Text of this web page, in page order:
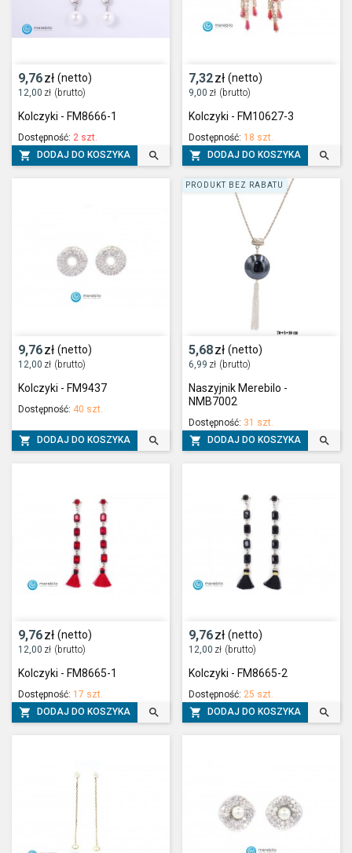
9,76zł (netto)
12,00 zł (brutto)
Kolczyki - FM8666-1
Dostępność: 2 szt.
 DODAJ DO KOSZYKA 
7,32zł (netto)
9,00 zł (brutto)
Kolczyki - FM10627-3
Dostępność: 18 szt.
 DODAJ DO KOSZYKA 
9,76zł (netto)
12,00 zł (brutto)
Kolczyki - FM9437
Dostępność: 40 szt.
 DODAJ DO KOSZYKA 
5,68zł (netto)
6,99 zł (brutto)
Naszyjnik Merebilo -
NMB7002
Dostępność: 31 szt.
 DODAJ DO KOSZYKA 
PRODUKT BEZ RABATU
9,76zł (netto)
12,00 zł (brutto)
Kolczyki - FM8665-1
Dostępność: 17 szt.
 DODAJ DO KOSZYKA 
9,76zł (netto)
12,00 zł (brutto)
Kolczyki - FM8665-2
Dostępność: 25 szt.
 DODAJ DO KOSZYKA 